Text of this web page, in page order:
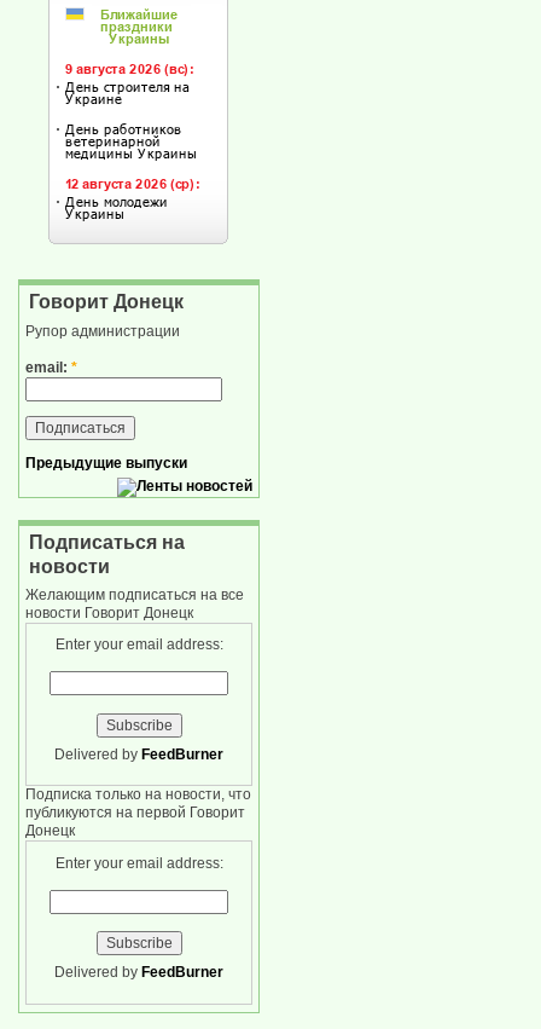
Говорит Донецк
Рупор администрации
email: *
Предыдущие выпуски
Подписаться на
новости
Желающим подписаться на все
новости Говорит Донецк
Enter your email address:
Delivered by FeedBurner
Подписка только на новости, что
публикуются на первой Говорит
Донецк
Enter your email address:
Delivered by FeedBurner